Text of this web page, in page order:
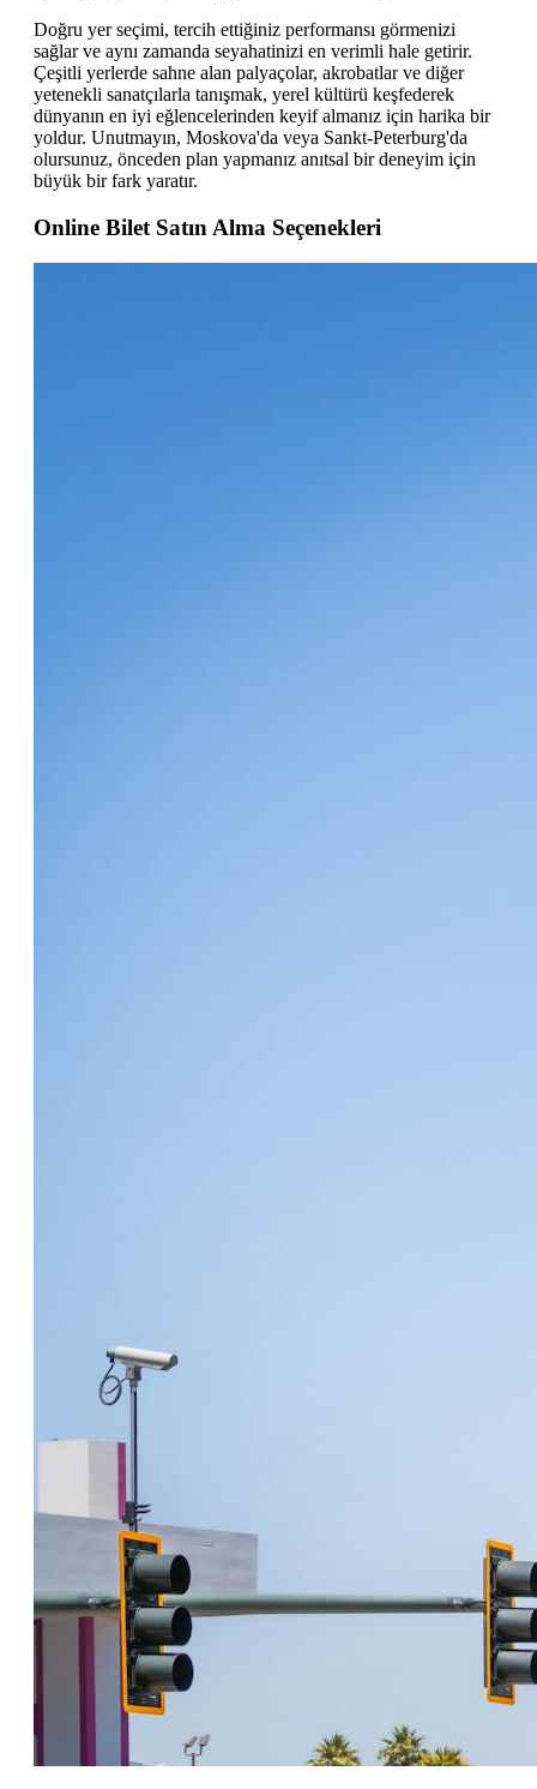
Doğru yer seçimi, tercih ettiğiniz performansı görmenizi
sağlar ve aynı zamanda seyahatinizi en verimli hale getirir.
Çeşitli yerlerde sahne alan palyaçolar, akrobatlar ve diğer
yetenekli sanatçılarla tanışmak, yerel kültürü keşfederek
dünyanın en iyi eğlencelerinden keyif almanız için harika bir
yoldur. Unutmayın, Moskova'da veya Sankt-Peterburg'da
olursunuz, önceden plan yapmanız anıtsal bir deneyim için
büyük bir fark yaratır.
Online Bilet Satın Alma Seçenekleri